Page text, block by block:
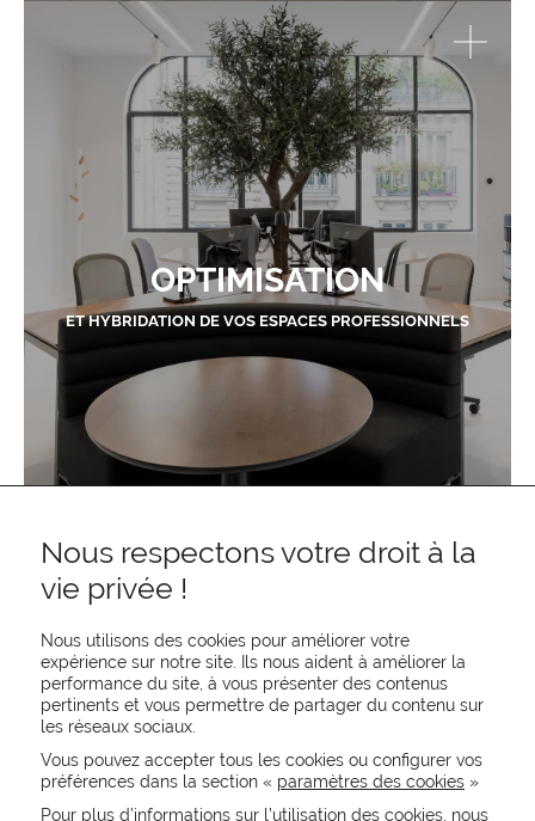
OPTIMISATION
ET HYBRIDATION DE VOS ESPACES PROFESSIONNELS
Nous respectons votre droit à la
vie privée !
Nous utilisons des cookies pour améliorer votre
expérience sur notre site. Ils nous aident à améliorer la
performance du site, à vous présenter des contenus
pertinents et vous permettre de partager du contenu sur
les réseaux sociaux.
Vous pouvez accepter tous les cookies ou configurer vos
préférences dans la section « paramètres des cookies »
Pour plus d’informations sur l’utilisation des cookies, nous